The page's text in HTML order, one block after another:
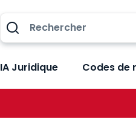
IA Juridique Codes de